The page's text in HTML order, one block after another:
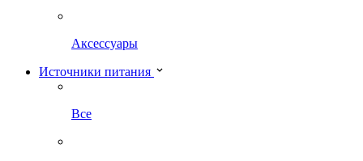
Аксессуары
Источники питания
Все